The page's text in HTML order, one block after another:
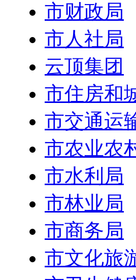
市财政局
市人社局
云顶集团
市住房和
市交通运
市农业农
市水利局
市林业局
市商务局
市文化旅